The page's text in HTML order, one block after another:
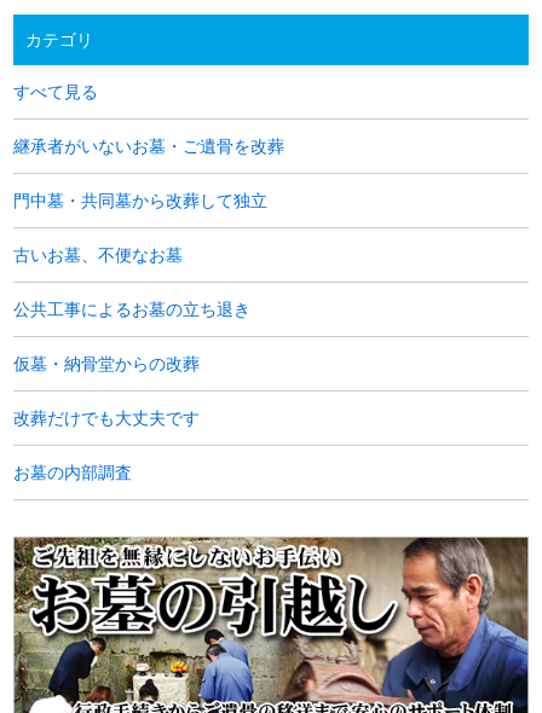
カテゴリ
すべて見る
継承者がいないお墓・ご遺骨を改葬
門中墓・共同墓から改葬して独立
古いお墓、不便なお墓
公共工事によるお墓の立ち退き
仮墓・納骨堂からの改葬
改葬だけでも大丈夫です
お墓の内部調査